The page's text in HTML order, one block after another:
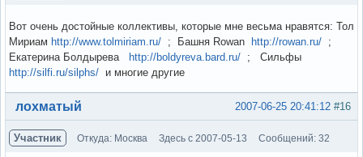
Вот очень достойные коллективы, которые мне весьма нравятся: Тол
Мириам http://www.tolmiriam.ru/ ; Башня Rowan http://rowan.ru/ ;
Екатерина Болдырева
http://boldyreva.bard.ru/ ; Сильфы
http://silfi.ru/silphs/ и многие другие
Вне форума #16
2007-06-25 20:41:12
лохматый
Участник Откуда: Москва Здесь с 2007-05-13 Сообщений: 32